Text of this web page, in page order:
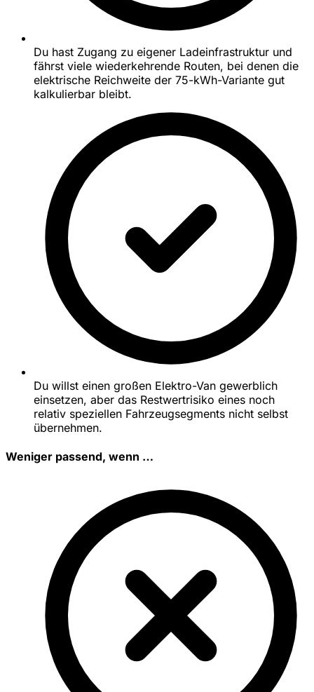
Du hast Zugang zu eigener Ladeinfrastruktur und
fährst viele wiederkehrende Routen, bei denen die
elektrische Reichweite der 75-kWh-Variante gut
kalkulierbar bleibt.
Du willst einen großen Elektro-Van gewerblich
einsetzen, aber das Restwertrisiko eines noch
relativ speziellen Fahrzeugsegments nicht selbst
übernehmen.
Weniger passend, wenn …